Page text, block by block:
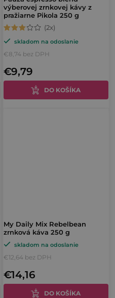
d
u
v
výberovej zrnkovej kávy z
pražiarne Pikola 250 g
Priemerné
hodnotenie
produktu
je
3,0
z
skladom na odoslanie
€8,74 bez DPH
€9,79
DO KOŠÍKA
My Daily Mix Rebelbean
zrnková káva 250 g
skladom na odoslanie
€12,64 bez DPH
€14,16
DO KOŠÍKA